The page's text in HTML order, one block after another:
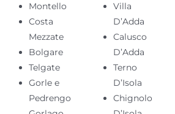
Montello
Costa
Mezzate
Bolgare
Telgate
Gorle e
Pedrengo
Villa
D’Adda
Calusco
D’Adda
Terno
D’Isola
Chignolo